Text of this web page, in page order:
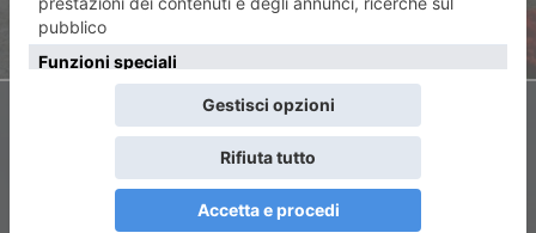
ARTICOLO SUCCESSIVO